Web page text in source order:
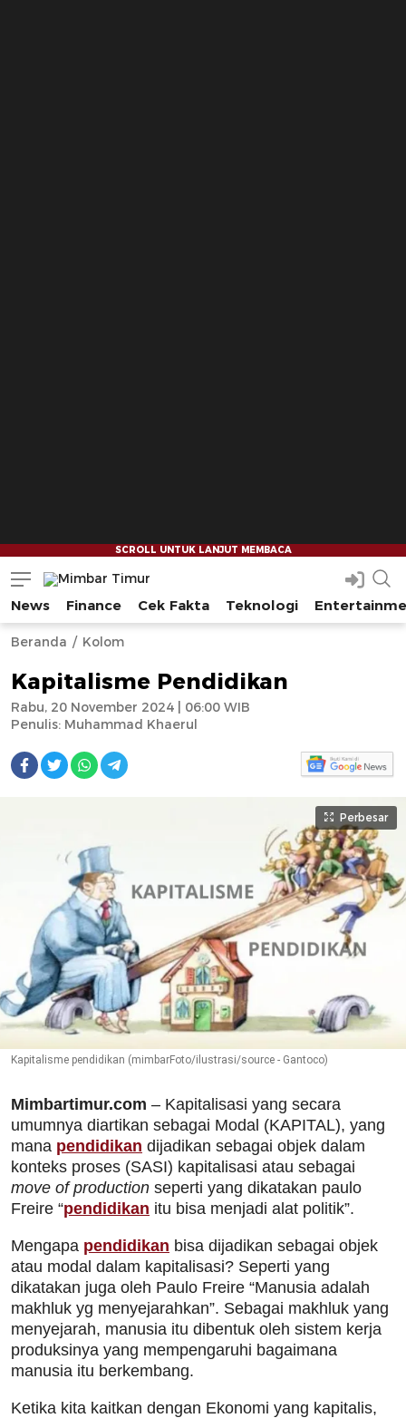
Mimbar Timur
Media Berjaringan Indonesia Timur
News Finance Cek Fakta Teknologi
Beranda Kolom
Kapitalisme Pendidikan
Penulis: Muhammad Khaerul
Rabu, 20 November 2024 | 06:00 WIB
Perbesar
Kapitalisme pendidikan (mimbarFoto/ilustrasi/source - Gantoco)
Mimbartimur.com – Kapitalisasi yang secara
umumnya diartikan sebagai Modal (KAPITAL), yang
mana pendidikan dijadikan sebagai objek dalam
konteks proses (SASI) kapitalisasi atau sebagai
move of production seperti yang dikatakan paulo
Freire “pendidikan itu bisa menjadi alat politik”.
Mengapa pendidikan bisa dijadikan sebagai objek
atau modal dalam kapitalisasi? Seperti yang
dikatakan juga oleh Paulo Freire “Manusia adalah
makhluk yg menyejarahkan”. Sebagai makhluk yang
menyejarah, manusia itu dibentuk oleh sistem kerja
produksinya yang mempengaruhi bagaimana
manusia itu berkembang.
Ketika kita kaitkan dengan Ekonomi yang kapitalis,
--
--